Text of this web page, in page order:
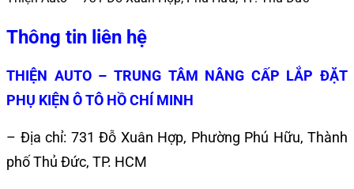
Thông tin liên hệ
THIỆN AUTO – TRUNG TÂM NÂNG CẤP LẮP ĐẶT
PHỤ KIỆN Ô TÔ HỒ CHÍ MINH
– Địa chỉ: 731 Đỗ Xuân Hợp, Phường Phú Hữu, Thành
phố Thủ Đức, TP. HCM